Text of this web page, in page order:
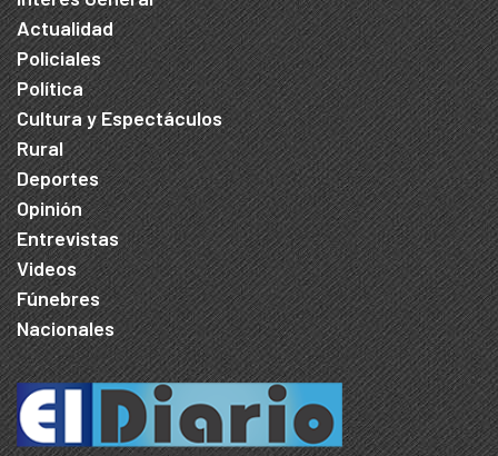
Actualidad
Policiales
Política
Cultura y Espectáculos
Rural
Deportes
Opinión
Entrevistas
Videos
Fúnebres
Nacionales